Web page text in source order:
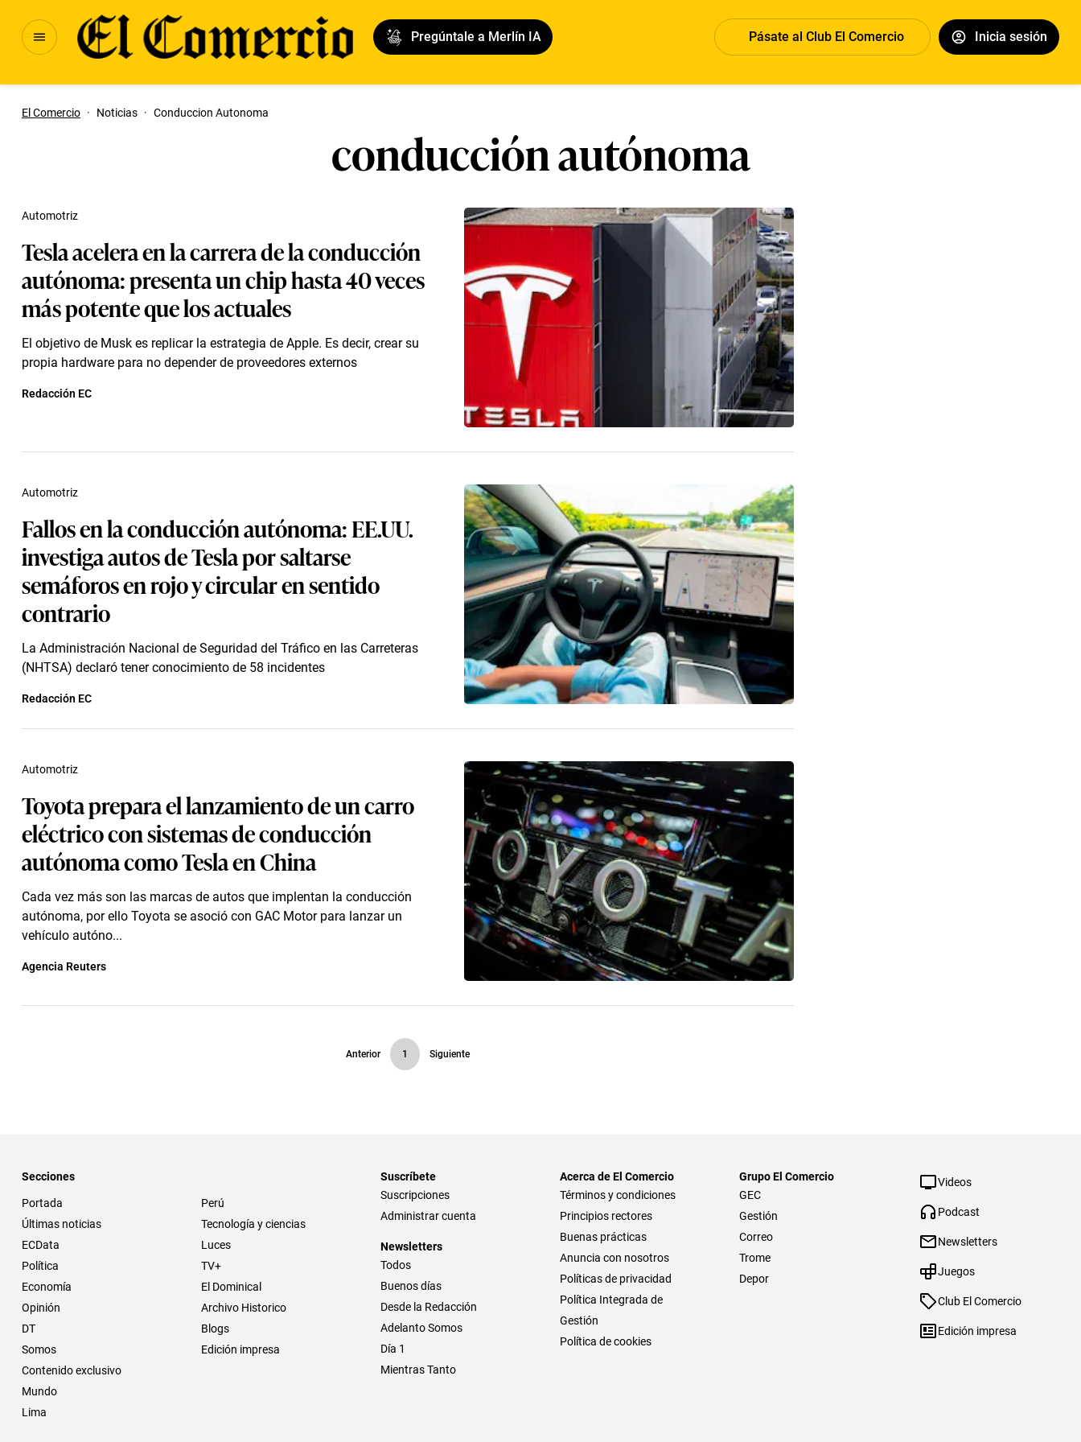
Pregúntale a Merlín IA Pásate al Club El Comercio Inicia sesión
El Comercio · Noticias · Conduccion Autonoma
conducción autónoma
Tesla acelera en la carrera de la conducción
autónoma: presenta un chip hasta 40 veces
más potente que los actuales
El objetivo de Musk es replicar la estrategia de Apple. Es decir, crear su
propia hardware para no depender de proveedores externos
Automotriz
Redacción EC
Fallos en la conducción autónoma: EE.UU.
investiga autos de Tesla por saltarse
semáforos en rojo y circular en sentido
contrario
La Administración Nacional de Seguridad del Tráfico en las Carreteras
(NHTSA) declaró tener conocimiento de 58 incidentes
Automotriz
Redacción EC
Toyota prepara el lanzamiento de un carro
eléctrico con sistemas de conducción
autónoma como Tesla en China
Cada vez más son las marcas de autos que implentan la conducción
autónoma, por ello Toyota se asoció con GAC Motor para lanzar un
vehículo autóno...
Automotriz
Agencia Reuters
Anterior 1 Siguiente
Secciones
Portada
Últimas noticias
ECData
Política
Economía
Opinión
DT
Somos
Contenido exclusivo
Mundo
Lima
Perú
Tecnología y ciencias
Luces
TV+
El Dominical
Archivo Historico
Blogs
Edición impresa
Suscríbete
Suscripciones
Administrar cuenta
Newsletters
Todos
Buenos días
Desde la Redacción
Adelanto Somos
Día 1
Mientras Tanto
Acerca de El Comercio
Términos y condiciones
Principios rectores
Buenas prácticas
Anuncia con nosotros
Políticas de privacidad
Política Integrada de
Gestión
Política de cookies
Grupo El Comercio
GEC
Gestión
Correo
Trome
Depor
Videos
Podcast
Newsletters
Juegos
Club El Comercio
Edición impresa